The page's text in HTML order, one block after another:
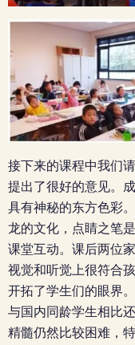
接下来的课程中我们
提出了很好的意见。
具有神秘的东方色彩
龙的文化，点睛之笔
课堂互动。课后两位
视觉和听觉上很符合
开拓了学生们的眼界
与国内同龄学生相比
精髓仍然比较困难，